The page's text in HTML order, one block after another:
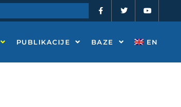
a
c
e
o
o
-
w
t
e
o
t
b
e
PUBLIKACIJE BAZE EN